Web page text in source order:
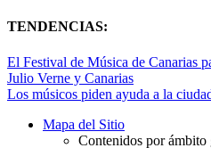
TENDENCIAS:
El Festival de Música de Canarias
Julio Verne y Canarias
Los músicos piden ayuda a la
Mapa del Sitio
Contenidos por ámbito